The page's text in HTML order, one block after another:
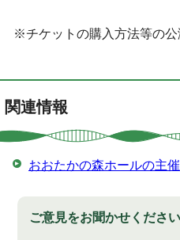
※チケットの購入方法等の公
関連情報
おおたかの森ホールの主
ご意見をお聞かせください